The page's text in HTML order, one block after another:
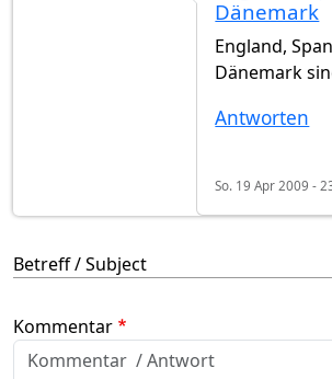
Dänemark
England,
Dänemark
Antworten
So. 19 Apr 2009 -
Betreff / Subject
Kommentar